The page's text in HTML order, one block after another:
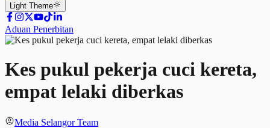
Light Theme
Aduan Penerbitan
Kes pukul pekerja cuci kereta,
empat lelaki diberkas
Media Selangor Team